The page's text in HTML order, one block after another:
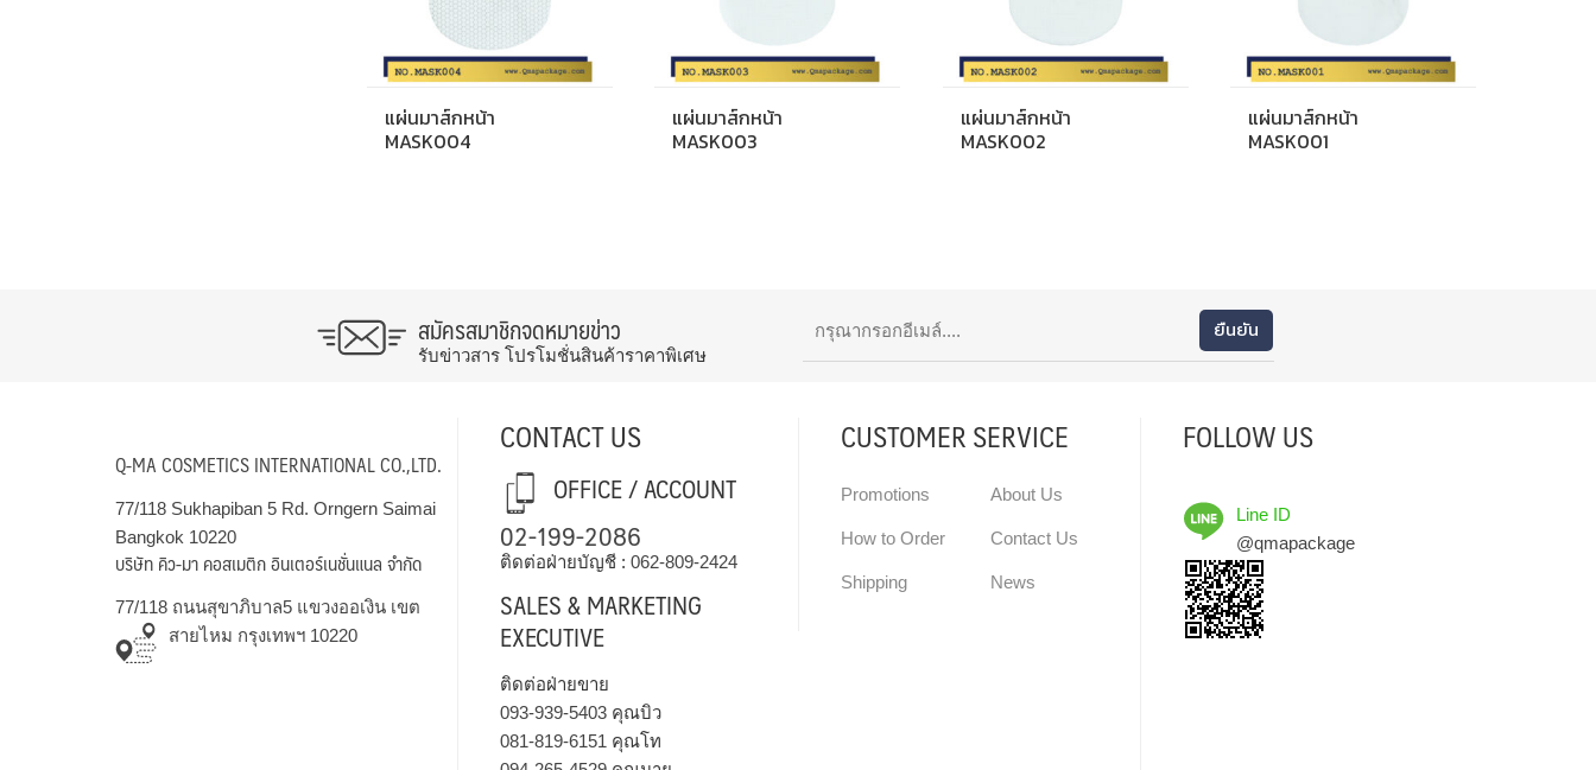
แผ่นมาส์กหน้า
MASK004
แผ่นมาส์กหน้า
MASK003
แผ่นมาส์กหน้า
MASK002
แผ่นมาส์กหน้า
MASK001
สมัครสมาชิกจดหมายข่าว
รับข่าวสาร โปรโมชั่นสินค้าราคาพิเศษ
Q-MA COSMETICS INTERNATIONAL CO.,LTD.
77/118 Sukhapiban 5 Rd. Orngern Saimai
Bangkok 10220
บริษัท คิว-มา คอสเมติก อินเตอร์เนชั่นแนล จำกัด
77/118 ถนนสุขาภิบาล5 แขวงออเงิน เขต
สายไหม กรุงเทพฯ 10220
CONTACT US
OFFICE / ACCOUNT
02-199-2086
ติดต่อฝ่ายบัญชี : 062-809-2424
SALES & MARKETING
EXECUTIVE
ติดต่อฝ่ายขาย
093-939-5403คุณบิว
081-819-6151 คุณโท
CUSTOMER SERVICE
Promotions
How to Order
Shipping
About Us
Contact Us
News
FOLLOW US
Line ID
@qmapackage